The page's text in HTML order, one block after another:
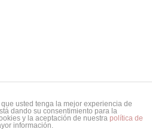
usted tenga la mejor experiencia de
dando su consentimiento para la
y la aceptación de nuestra política de
información.